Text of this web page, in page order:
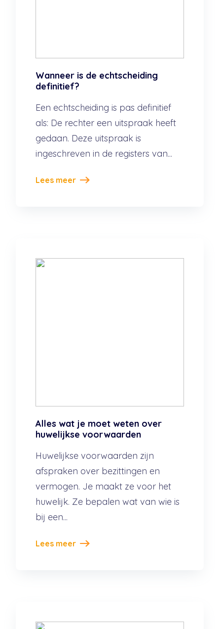
Wanneer is de echtscheiding
definitief?
Een echtscheiding is pas definitief
als: De rechter een uitspraak heeft
gedaan. Deze uitspraak is
ingeschreven in de registers van...
Lees meer
Alles wat je moet weten over
huwelijkse voorwaarden
Huwelijkse voorwaarden zijn
afspraken over bezittingen en
vermogen. Je maakt ze voor het
huwelijk. Ze bepalen wat van wie is
bij een...
Lees meer